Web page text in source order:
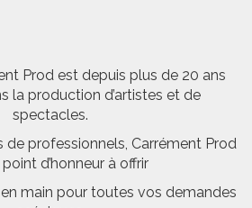
Prod est depuis plus de 20 ans
la production d’artistes et de
spectacles.
de professionnels, Carrément Prod
d’honneur à offrir
main pour toutes vos demandes